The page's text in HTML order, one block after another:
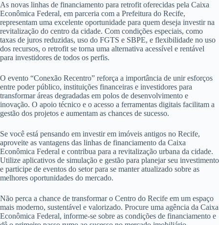
As novas linhas de financiamento para retrofit oferecidas pela Caixa
Econômica Federal, em parceria com a Prefeitura do Recife,
representam uma excelente oportunidade para quem deseja investir na
revitalização do centro da cidade. Com condições especiais, como
taxas de juros reduzidas, uso do FGTS e SBPE, e flexibilidade no uso
dos recursos, o retrofit se torna uma alternativa acessível e rentável
para investidores de todos os perfis.
O evento “Conexão Recentro” reforça a importância de unir esforços
entre poder público, instituições financeiras e investidores para
transformar áreas degradadas em polos de desenvolvimento e
inovação. O apoio técnico e o acesso a ferramentas digitais facilitam a
gestão dos projetos e aumentam as chances de sucesso.
Se você está pensando em investir em imóveis antigos no Recife,
aproveite as vantagens das linhas de financiamento da Caixa
Econômica Federal e contribua para a revitalização urbana da cidade.
Utilize aplicativos de simulação e gestão para planejar seu investimento
e participe de eventos do setor para se manter atualizado sobre as
melhores oportunidades do mercado.
Não perca a chance de transformar o Centro do Recife em um espaço
mais moderno, sustentável e valorizado. Procure uma agência da Caixa
Econômica Federal, informe-se sobre as condições de financiamento e